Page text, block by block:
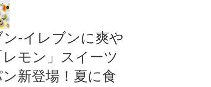
‐イレブンに爽や
モン」スイーツ
ン新登場！夏に食